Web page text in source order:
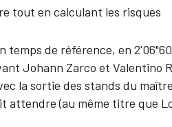
tout en calculant les risques
temps de référence, en
Johann Zarco et Valentino
la sortie des stands du
attendre (au même titre que